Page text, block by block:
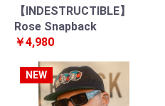
【INDESTRUCTIBLE】
Rose Snapback
￥4,980
NEW